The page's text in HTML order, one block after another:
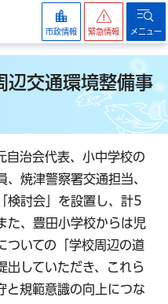
市政情報 緊急情報 メニュー
辺交通環境整備事
自治会代表、小中学校の
焼津警察署交通担当、
検討会」を設置し、計5
た、豊田小学校からは児
ついての「学校周辺の道
出していただき、これら
と規範意識の向上につな